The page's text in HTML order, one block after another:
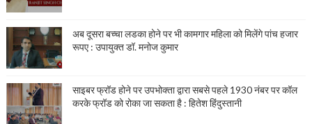
अब दूसरा बच्चा लडका होने पर भी कामगार महिला को मिलेंगे पांच हजार
रूपए : उपायुक्त डॉ. मनोज कुमार
साइबर फ्रॉड होने पर उपभोक्ता द्वारा सबसे पहले 1930 नंबर पर कॉल
करके फ्रॉड को रोका जा सकता है : हितेश हिंदुस्तानी